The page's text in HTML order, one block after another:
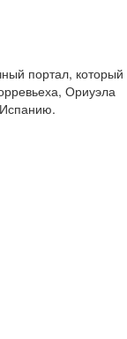
портал, который
Ориуэла